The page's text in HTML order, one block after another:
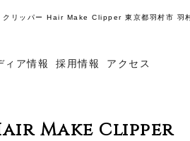
クリッパー Hair Make Clipper 東京都羽村市 羽
ィア情報 採用情報 アクセス
Make Clipper